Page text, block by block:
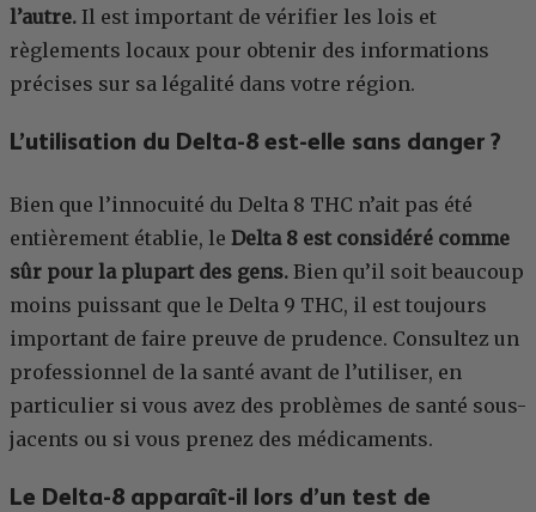
l’autre. Il est important de vérifier les lois et
règlements locaux pour obtenir des informations
précises sur sa légalité dans votre région.
L’utilisation du Delta-8 est-elle sans danger ?
Bien que l’innocuité du Delta 8 THC n’ait pas été
entièrement établie, le Delta 8 est considéré comme
sûr pour la plupart des gens. Bien qu’il soit beaucoup
moins puissant que le Delta 9 THC, il est toujours
important de faire preuve de prudence. Consultez un
professionnel de la santé avant de l’utiliser, en
particulier si vous avez des problèmes de santé sous-
jacents ou si vous prenez des médicaments.
Le Delta-8 apparaît-il lors d’un test de